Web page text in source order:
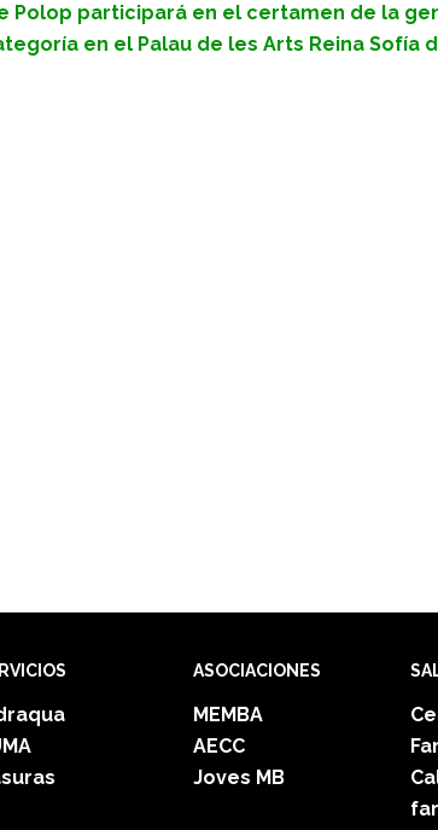
Polop participará en el certamen de la
en el Palau de les Arts Reina Sofía
ASOCIACIONES
MEMBA
AECC
Joves MB